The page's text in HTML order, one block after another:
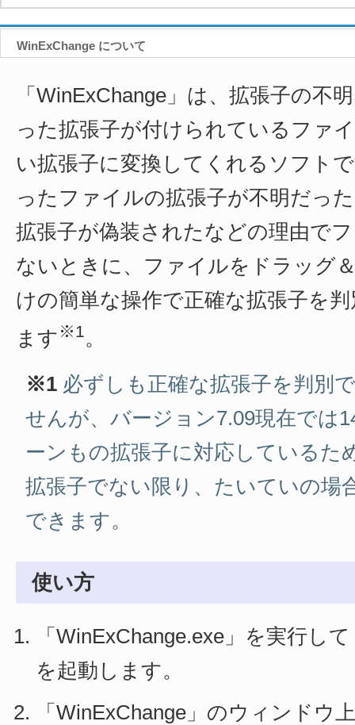
WinExChange について
「WinExChange」は、拡張子の不
った拡張子が付けられているファ
い拡張子に変換してくれるソフト
ったファイルの拡張子が不明だっ
拡張子が偽装されたなどの理由で
ないときに、ファイルをドラッグ
けの簡単な操作で正確な拡張子を
ます ※1。
※1 必ずしも正確な拡張子を判別
せんが、バージョン7.09現在では
ーンもの拡張子に対応しているた
拡張子でない限り、たいていの場
できます。
使い方
「WinExChange.exe」を実行し
を起動します。
「WinExChange」のウィンドウ